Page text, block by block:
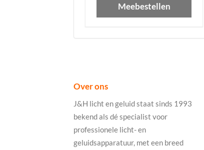
Meebestellen
Over ons
J&H licht en geluid staat sinds 1993
bekend als dé specialist voor
professionele licht- en
geluidsapparatuur, met een breed